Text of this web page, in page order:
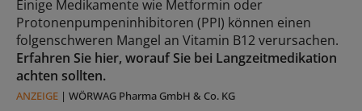
Einige Medikamente wie Metformin oder
Protonenpumpeninhibitoren (PPI) können einen
folgenschweren Mangel an Vitamin B12 verursachen.
Erfahren Sie hier, worauf Sie bei Langzeitmedikation
achten sollten.
ANZEIGE | WÖRWAG Pharma GmbH & Co. KG